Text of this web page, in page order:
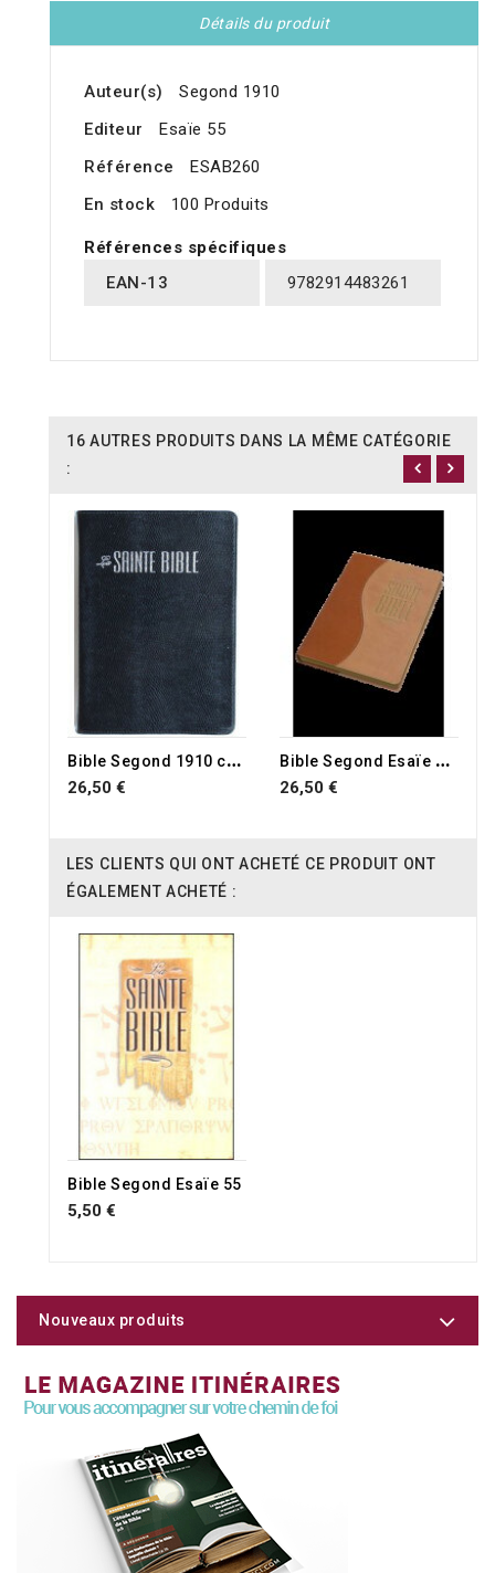
Détails du produit
Auteur(s)
Segond 1910
Editeur
Esaïe 55
Référence
ESAB260
En stock
100 Produits
Références spécifiques
EAN-13
9782914483261
16 AUTRES PRODUITS DANS LA MÊME CATÉGORIE
:
RUPTURE DE STOCK B
ible Segond 1910 couverture lézard noir, tranche or
26,50 €
RUPTURE DE STOCK B
ible Segond Esaïe duo caramel
26,50 €
LES CLIENTS QUI ONT ACHETÉ CE PRODUIT ONT
ÉGALEMENT ACHETÉ :
Bible Segond Esaïe 55
5,50 €
Nouveaux produits